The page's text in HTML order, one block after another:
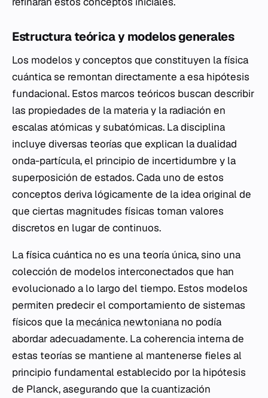
Estructura teórica y modelos generales
Los modelos y conceptos que constituyen la física
cuántica se remontan directamente a esa hipótesis
fundacional. Estos marcos teóricos buscan describir
las propiedades de la materia y la radiación en
escalas atómicas y subatómicas. La disciplina
incluye diversas teorías que explican la dualidad
onda-partícula, el principio de incertidumbre y la
superposición de estados. Cada uno de estos
conceptos deriva lógicamente de la idea original de
que ciertas magnitudes físicas toman valores
discretos en lugar de continuos.
La física cuántica no es una teoría única, sino una
colección de modelos interconectados que han
evolucionado a lo largo del tiempo. Estos modelos
permiten predecir el comportamiento de sistemas
físicos que la mecánica newtoniana no podía
abordar adecuadamente. La coherencia interna de
estas teorías se mantiene al mantenerse fieles al
principio fundamental establecido por la hipótesis
de Planck, asegurando que la cuantización